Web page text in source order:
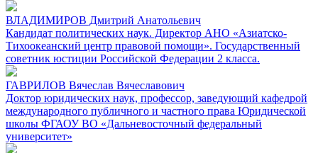
ВЛАДИМИРОВ Дмитрий Анатольевич
Кандидат политических наук. Директор АНО «Азиатско-
Тихоокеанский центр правовой помощи». Государственный
советник юстиции Российской Федерации 2 класса.
ГАВРИЛОВ Вячеслав Вячеславович
Доктор юридических наук, профессор, заведующий кафедрой
международного публичного и частного права Юридической
школы ФГАОУ ВО «Дальневосточный федеральный
университет»